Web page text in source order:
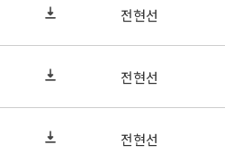
전현선
전현선
전현선